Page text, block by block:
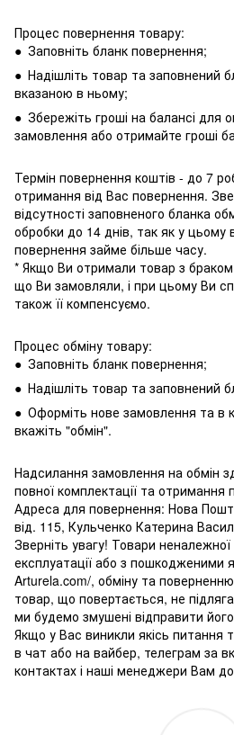
Процес повернення товару:
● Заповніть бланк повернення;
● Надішліть товар та заповнений
вказаною в ньому;
● Збережіть гроші на балансі для
замовлення або отримайте гроші
Термін повернення коштів - до 7
отримання від Вас повернення.
відсутності заповненого бланка
обробки до 14 днів, так як у цьому
повернення займе більше часу.
* Якщо Ви отримали товар з
що Ви замовляли, і при цьому Ви
також її компенсуємо.
Процес обміну товару:
● Заповніть бланк повернення;
● Надішліть товар та заповнений
● Оформіть нове замовлення та в
вкажіть "обмін".
Надсилання замовлення на обмін
повної комплектації та отримання
Адреса для повернення: Нова
від. 115, Кульченко Катерина
Зверніть увагу! Товари неналежної
експлуатації або з пошкодженими
Arturela.com/, обміну та
товар, що повертається, не
ми будемо змушені відправити
Якщо у Вас виникли якісь питання
в чат або на вайбер, телеграм за
контактах і наші менеджери Вам